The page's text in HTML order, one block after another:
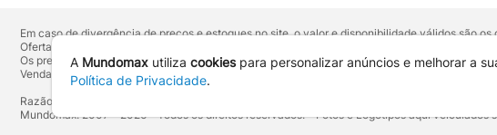
Em caso de divergência de preços e estoques no site, o valor e disponibilidade válidos são
Ofertas válidas até o término de nossos estoques. Para compras acima de 5 unidades do
Os preços apresentados no site prevalecem sobre outros anunciados em qualquer outro
Vendas sujeitas à confirmação de dados e análises de crédito e risco.
Razão Social: Hayamax Distribuidora de Produtos Eletrônicos Ltda - CNPJ: 01.725.627/
Mundomax. 2007 - 2026 - Todos os direitos reservados. - Fotos e Logotipos aqui veiculados
A Mundomax utiliza cookiespara personalizar anúncios e melhorar a
Política de Privacidade.